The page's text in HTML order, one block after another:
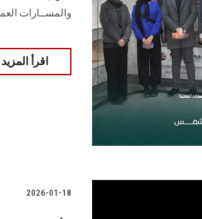
والمســارات
اقرأ المزيد
2026-01-18